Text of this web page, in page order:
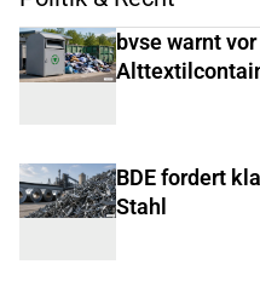
bvse warnt
BDE fordert
Stahl